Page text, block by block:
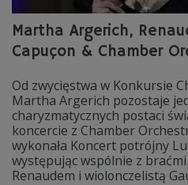
Martha Argerich,
Capuçon & Chamber
Od zwycięstwa w Konkursie
Martha Argerich pozostaje
charyzmatycznych postaci
koncercie z Chamber
wykonała Koncert potrójny
występując wspólnie z
Renaudem i wiolonczelistą